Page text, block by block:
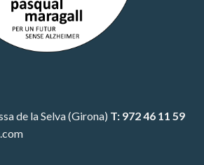
de la Selva (Girona) T: 972 46 11 59